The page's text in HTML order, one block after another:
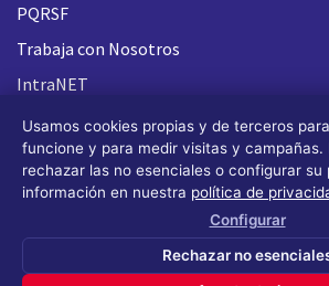
PQRSF
Trabaja con Nosotros
IntraNET
Usamos cookies propias y de terceros
funcione y para medir visitas y campañas.
rechazar las no esenciales o configurar su
información en nuestra política de
Configurar
Rechazar no